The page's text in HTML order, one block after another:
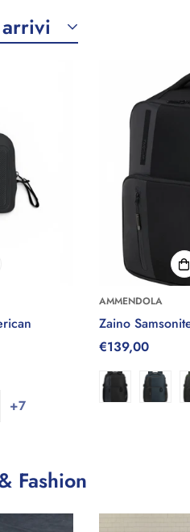
+7
AMMENDOLA
Zaino
Prezzo
€139,00
Fashion